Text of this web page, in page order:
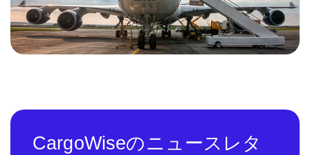
CargoWiseのニュースレタ